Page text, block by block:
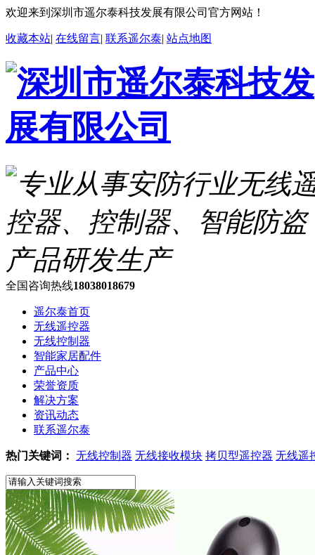
欢迎来到深圳市遥尔泰科技发展有限公司官方网站！
收藏本站| 在线留言| 联系遥尔泰| 站点地图
全国咨询热线18038018679
遥尔泰首页
无线遥控器
无线控制器
智能家居配件
产品中心
荣誉资质
解决方案
资讯动态
联系遥尔泰
热门关键词： 无线控制器 无线接收模块 拷贝型遥控器 无线遥